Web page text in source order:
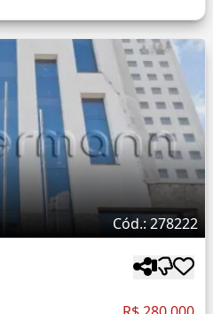
Cód.: 278222